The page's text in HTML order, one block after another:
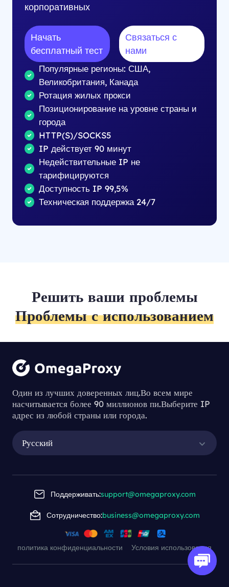
корпоративных
Начать
бесплатный тест
Связаться с
нами
Популярные регионы: США,
Великобритания, Канада
Ротация жилых прокси
Позиционирование на уровне страны и
города
HTTP(S)/SOCKS5
IP действует 90 минут
Недействительные IP не
тарифицируются
Доступность IP 99,5%
Техническая поддержка 24/7
Решить ваши проблемы
Проблемы с использованием
Один из лучших доверенных лиц.Во всем мире
насчитывается более 90 миллионов пи.Выберите IP
адрес из любой страны или города.
Русский
Поддерживать:support@omegaproxy.com
Сотрудничество:business@omegaproxy.com
политика конфиденциальности Условия использования